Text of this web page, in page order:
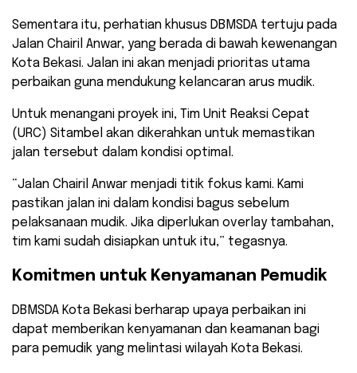
Sementara itu, perhatian khusus DBMSDA tertuju pada
Jalan Chairil Anwar, yang berada di bawah kewenangan
Kota Bekasi. Jalan ini akan menjadi prioritas utama
perbaikan guna mendukung kelancaran arus mudik.
Untuk menangani proyek ini, Tim Unit Reaksi Cepat
(URC) Sitambel akan dikerahkan untuk memastikan
jalan tersebut dalam kondisi optimal.
“Jalan Chairil Anwar menjadi titik fokus kami. Kami
pastikan jalan ini dalam kondisi bagus sebelum
pelaksanaan mudik. Jika diperlukan overlay tambahan,
tim kami sudah disiapkan untuk itu,” tegasnya.
Komitmen untuk Kenyamanan Pemudik
DBMSDA Kota Bekasi berharap upaya perbaikan ini
dapat memberikan kenyamanan dan keamanan bagi
para pemudik yang melintasi wilayah Kota Bekasi.